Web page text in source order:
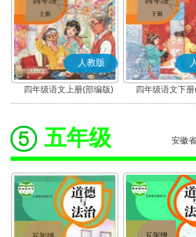
人教版
四年级语文上册(部编版) 四年级语文下
五年级 安徽